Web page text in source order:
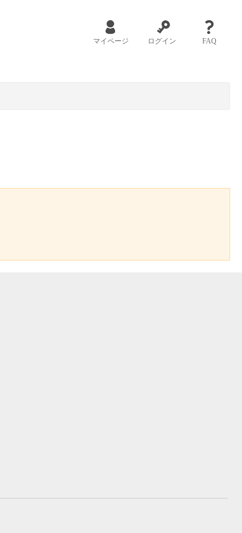
マイページ ログイン FAQ